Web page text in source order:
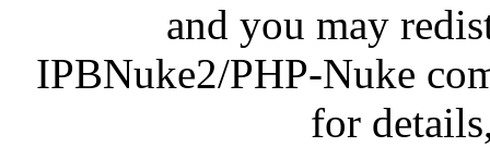
and you may
IPBNuke2/PHP-Nuke
for